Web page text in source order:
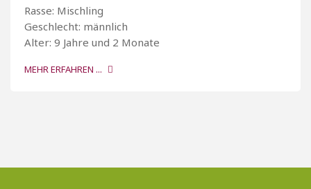
Rasse: Mischling
Geschlecht: männlich
Alter: 9 Jahre und 2 Monate
MEHR ERFAHREN ...